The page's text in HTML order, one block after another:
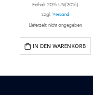
Enthält 20% USt(20%)
zzgl.Versand
Lieferzeit: nicht angegeben
IN DEN WARENKORB